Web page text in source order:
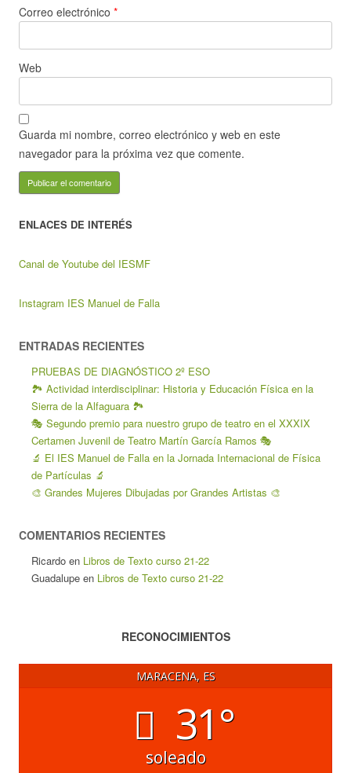
Correo electrónico *
Web
Guarda mi nombre, correo electrónico y web en este
navegador para la próxima vez que comente.
ENLACES DE INTERÉS
Canal de Youtube del IESMF
Instagram IES Manuel de Falla
ENTRADAS RECIENTES
PRUEBAS DE DIAGNÓSTICO 2º ESO
🏞️ Actividad interdisciplinar: Historia y Educación Física en la
Sierra de la Alfaguara 🏞️
🎭 Segundo premio para nuestro grupo de teatro en el XXXIX
Certamen Juvenil de Teatro Martín García Ramos 🎭
🔬 El IES Manuel de Falla en la Jornada Internacional de Física
de Partículas 🔬
🎨 Grandes Mujeres Dibujadas por Grandes Artistas 🎨
COMENTARIOS RECIENTES
Ricardo en Libros de Texto curso 21-22
Guadalupe en Libros de Texto curso 21-22
RECONOCIMIENTOS
MARACENA, ES
31°
soleado